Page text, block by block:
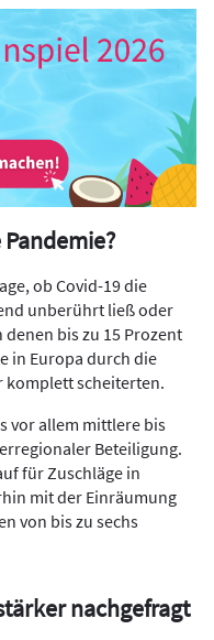
ob Covid-19 die
unberührt ließ oder
bis zu 15 Prozent
in Europa durch die
komplett scheiterten.
vor allem mittlere bis
Beteiligung.
für Zuschläge in
mit der Einräumung
von bis zu sechs
nachgefragt